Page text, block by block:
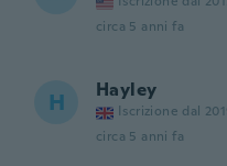
circa 5 anni fa
H Hayley
Iscrizione dal
circa 5 anni fa